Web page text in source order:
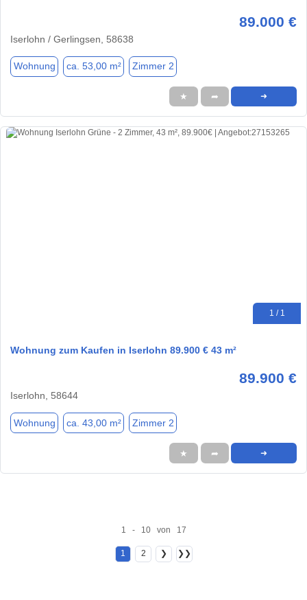
89.000 €
Iserlohn / Gerlingsen, 58638
Wohnung ca. 53,00 m² Zimmer 2
★ ➦ ➜
1 / 1
Wohnung zum Kaufen in Iserlohn 89.900 € 43 m²
89.900 €
Iserlohn, 58644
Wohnung ca. 43,00 m² Zimmer 2
★ ➦ ➜
1 - 10 von 17
1 2 ❯ ❯❯